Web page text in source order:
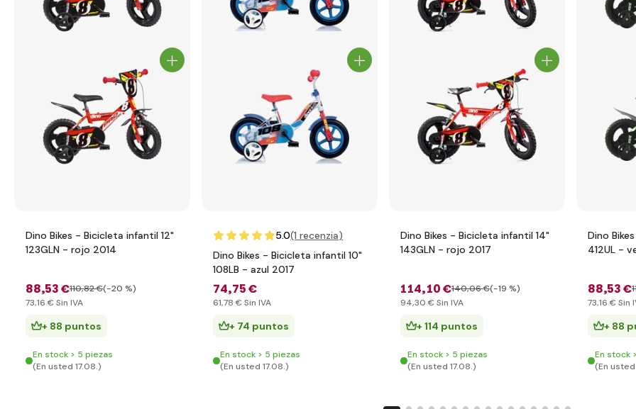
Dino Bikes - Bicicleta infantil 12"
123GLN - rojo 2014
88,53 €110,82 €(-20 %)
73,16 € Sin IVA
+ 88 puntos
En stock > 5 piezas
(En usted 17.08.)
5.0(1 recenzia)
Dino Bikes - Bicicleta infantil 10"
108LB - azul 2017
74,75 €
61,78 € Sin IVA
+ 74 puntos
En stock > 5 piezas
(En usted 17.08.)
Dino Bikes - Bicicleta infantil 14"
143GLN - rojo 2017
114,10 €140,06 €(-19 %)
94,30 € Sin IVA
+ 114 puntos
En stock > 5 piezas
(En usted 17.08.)
Dino
412UL -
88,53 €
73,16 € Sin
+ 88
En stock
(En usted